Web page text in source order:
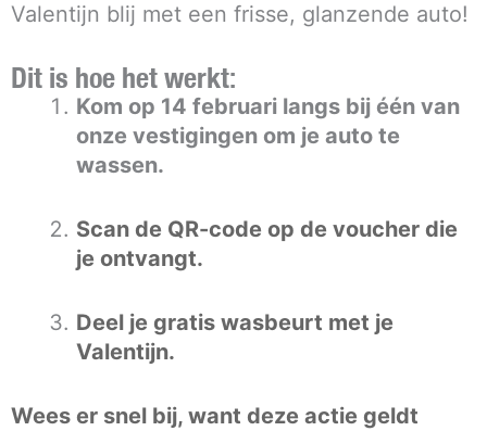
Valentijn blij met een frisse, glanzende auto!
Dit is hoe het werkt:
Kom op 14 februari langs bij één van
onze vestigingen om je auto te
wassen.
Scan de QR-code op de voucher die
je ontvangt.
Deel je gratis wasbeurt met je
Valentijn.
Wees er snel bij, want deze actie geldt